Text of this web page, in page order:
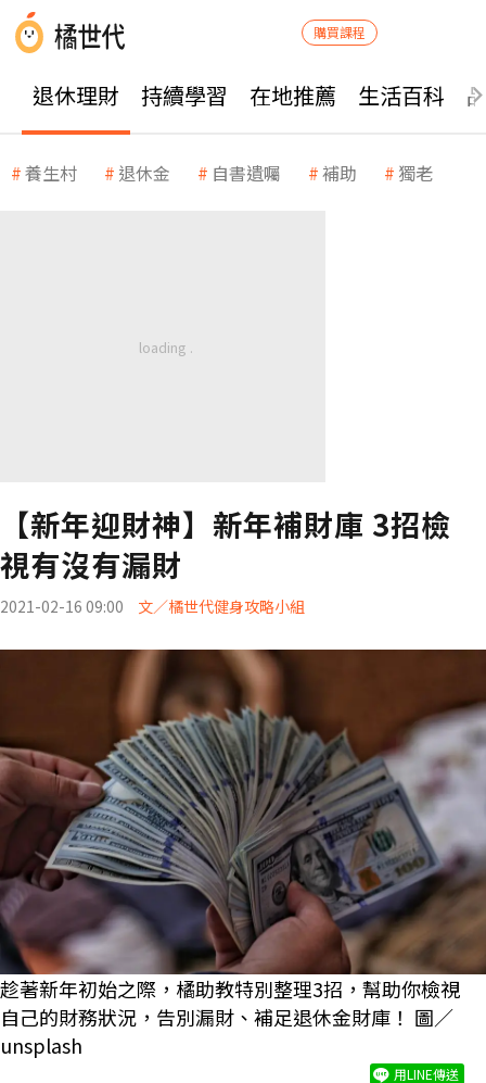
購買課程
退休理財 持續學習 在地推薦 生活百科
養生村 退休金 自書遺囑 補助 獨老
【新年迎財神】新年補財庫 3招檢
視有沒有漏財
2021-02-16 09:00 文／橘世代健身攻略小組
趁著新年初始之際，橘助教特別整理3招，幫助你檢視
自己的財務狀況，告別漏財、補足退休金財庫！ 圖／
unsplash
用LINE傳送